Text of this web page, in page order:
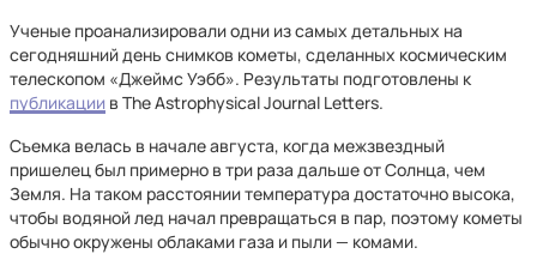
Ученые проанализировали одни из самых детальных на
сегодняшний день снимков кометы, сделанных космическим
телескопом «Джеймс Уэбб». Результаты подготовлены к
публикации в The Astrophysical Journal Letters.
Съемка велась в начале августа, когда межзвездный
пришелец был примерно в три раза дальше от Солнца, чем
Земля. На таком расстоянии температура достаточно высока,
чтобы водяной лед начал превращаться в пар, поэтому кометы
обычно окружены облаками газа и пыли — комами.